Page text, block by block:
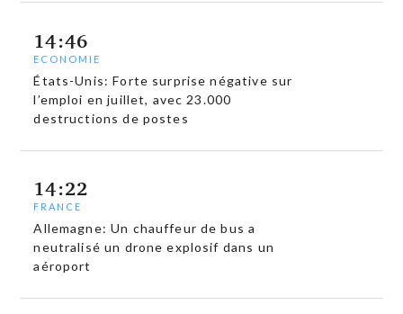
14:46
ECONOMIE
États-Unis: Forte surprise négative sur
l’emploi en juillet, avec 23.000
destructions de postes
14:22
FRANCE
Allemagne: Un chauffeur de bus a
neutralisé un drone explosif dans un
aéroport